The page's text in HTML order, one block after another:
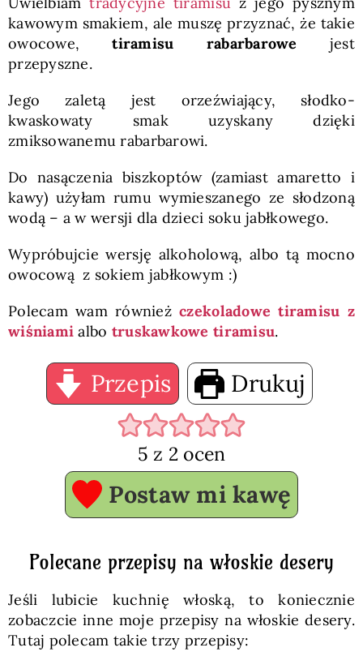
kawowym smakiem, ale muszę przyznać, że takie
owocowe, tiramisu rabarbarowe jest
przepyszne.
Jego zaletą jest orzeźwiający, słodko-
kwaskowaty smak uzyskany dzięki
zmiksowanemu rabarbarowi.
Do nasączenia biszkoptów (zamiast amaretto i
kawy) użyłam rumu wymieszanego ze słodzoną
wodą – a w wersji dla dzieci soku jabłkowego.
Wypróbujcie wersję alkoholową, albo tą mocno
owocową z sokiem jabłkowym :)
Polecam wam równieżczekoladowe tiramisu z
wiśniami albo truskawkowe tiramisu.
Przepis Drukuj
5 z 2 ocen
Postaw mi kawę
Polecane przepisy na włoskie desery
Jeśli lubicie kuchnię włoską, to koniecznie
zobaczcie inne moje przepisy na włoskie desery.
Tutaj polecam takie trzy przepisy: